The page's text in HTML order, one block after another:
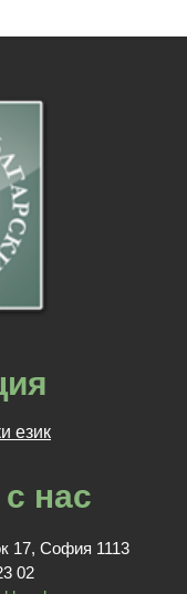
език
нас
17, София 1113
02